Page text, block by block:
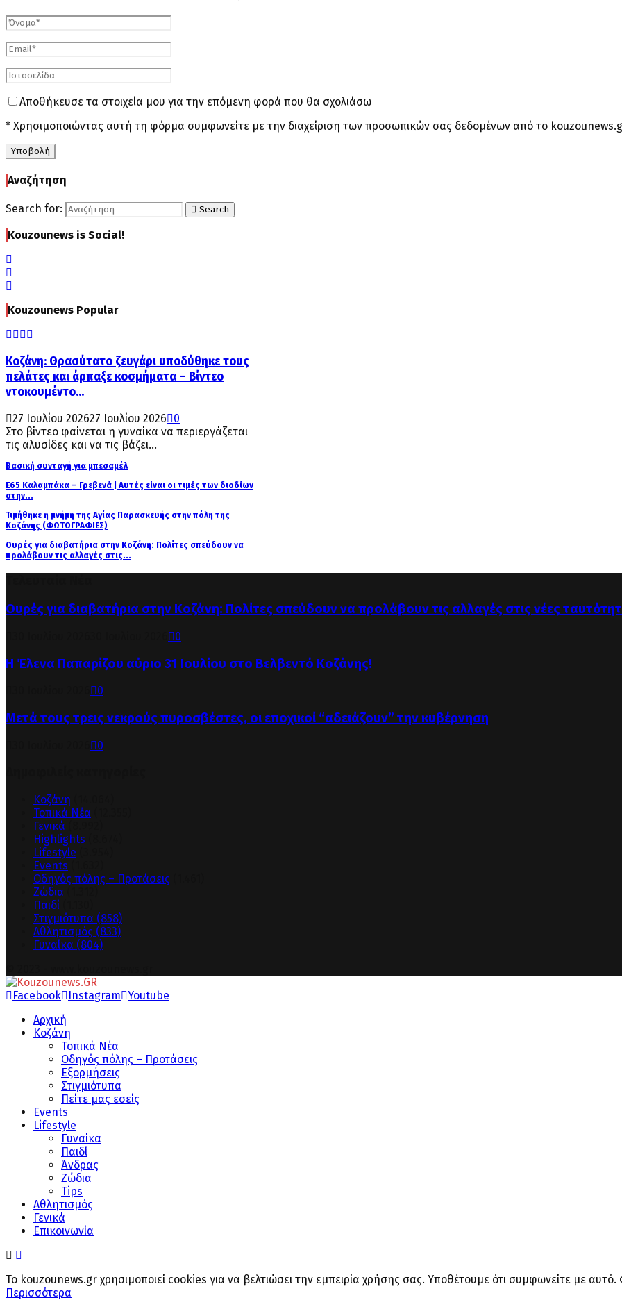
Αποθήκευσε τα στοιχεία μου για την επόμενη φορά που θα σχολιάσω
* Χρησιμοποιώντας αυτή τη φόρμα συμφωνείτε με την διαχείριση των προσωπικών σας δεδομένων από το
Αναζήτηση
Search for: Search
Kouzounews is Social!
Kouzounews Popular
Κοζάνη: Θρασύτατο ζευγάρι υποδύθηκε τους
πελάτες και άρπαξε κοσμήματα – Βίντεο
ντοκουμέντο...
27 Ιουλίου 202627 Ιουλίου 2026
0
Στο βίντεο φαίνεται η γυναίκα να περιεργάζεται
τις αλυσίδες και να τις βάζει...
Βασική συνταγή για μπεσαμέλ
Ε65 Καλαμπάκα – Γρεβενά | Αυτές είναι οι τιμές των διοδίων
στην...
Τιμήθηκε η μνήμη της Αγίας Παρασκευής στην πόλη της
Κοζάνης (ΦΩΤΟΓΡΑΦΙΕΣ)
Ουρές για διαβατήρια στην Κοζάνη: Πολίτες σπεύδουν να
προλάβουν τις αλλαγές στις...
Ουρές για διαβατήρια στην Κοζάνη: Πολίτες σπεύδουν να προλάβουν τις αλλαγές στις νέες
0
Η Έλενα Παπαρίζου αύριο 31 Ιουλίου στο Βελβεντό Κοζάνης!
0
Μετά τους τρεις νεκρούς πυροσβέστες, οι εποχικοί “αδειάζουν” την κυβέρνηση
0
Κοζάνη
Τοπικά Νέα
Γενικά
Highlights
Lifestyle
Events
Οδηγός πόλης – Προτάσεις
Ζώδια
Παιδί
Στιγμιότυπα (858)
Αθλητισμός (833)
Γυναίκα (804)
Facebook
Instagram Youtube
Αρχική
Κοζάνη
Τοπικά Νέα
Οδηγός πόλης – Προτάσεις
Εξορμήσεις
Στιγμιότυπα
Πείτε μας εσείς
Events
Lifestyle
Γυναίκα
Παιδί
Άνδρας
Ζώδια
Tips
Αθλητισμός
Γενικά
Επικοινωνία
Το kouzounews.gr χρησιμοποιεί cookies για να βελτιώσει την εμπειρία χρήσης σας. Υποθέτουμε ότι συμφωνείτε με
Περισσότερα